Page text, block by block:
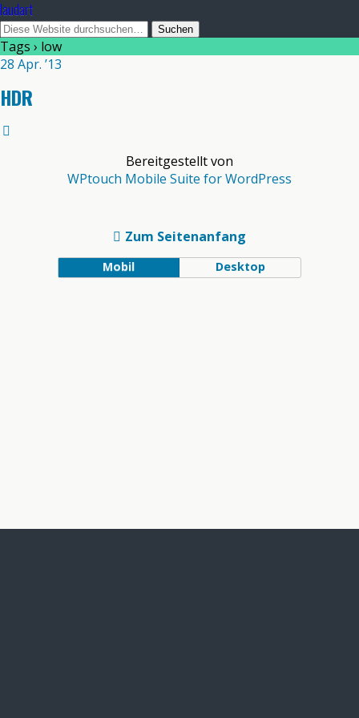
laudart
Tags › low
28 Apr. ’13
HDR
Bereitgestellt von
WPtouch Mobile Suite for WordPress
Zum Seitenanfang
Mobil Desktop